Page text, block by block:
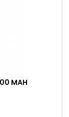
MAH